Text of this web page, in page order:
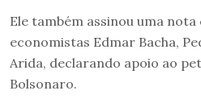
Ele também assinou uma
economistas Edmar Bacha,
Arida, declarando apoio ao
Bolsonaro.